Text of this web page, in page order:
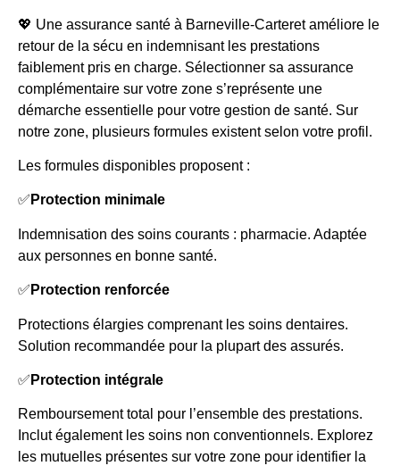
💖 Une assurance santé à Barneville-Carteret améliore le
retour de la sécu en indemnisant les prestations
faiblement pris en charge. Sélectionner sa assurance
complémentaire sur votre zone s’représente une
démarche essentielle pour votre gestion de santé. Sur
notre zone, plusieurs formules existent selon votre profil.
Les formules disponibles proposent :
✅ Protection minimale
Indemnisation des soins courants : pharmacie. Adaptée
aux personnes en bonne santé.
✅ Protection renforcée
Protections élargies comprenant les soins dentaires.
Solution recommandée pour la plupart des assurés.
✅ Protection intégrale
Remboursement total pour l’ensemble des prestations.
Inclut également les soins non conventionnels. Explorez
les mutuelles présentes sur votre zone pour identifier la